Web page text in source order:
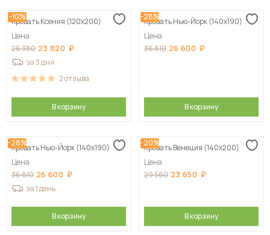
-10%
Кровать Ксения (120х200)
Цена
26 380 23 820
за 3 дня
2отзыва
В корзину
-28%
Кровать Нью-Йорк (140х190)
Цена
36 810 26 600
В корзину
-28%
Кровать Нью-Йорк (140х190)
Цена
36 810 26 600
за 1 день
В корзину
-20%
Кровать Венеция (140х200)
Цена
29 560 23 650
В корзину